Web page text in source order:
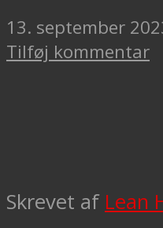
13. september
Tilføj kommentar
Skrevet af Lean